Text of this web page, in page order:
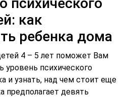
как
ребенка дома
4 – 5 лет поможет Вам
уровень психического
и узнать, над чем стоит еще
предполагает девять